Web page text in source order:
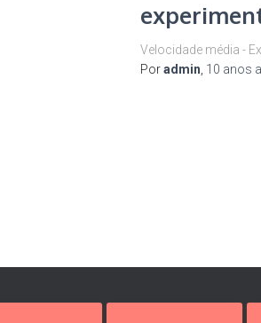
Velocidade média -
Poradmin 10 anos